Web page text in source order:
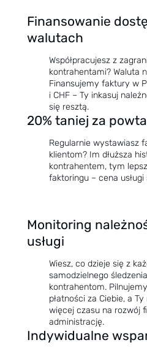
Finansowanie
walutach
Współpracujesz z
kontrahentami? Waluta
Finansujemy faktury w
i CHF – Ty inkasuj
się resztą.
20% taniej za
Regularnie wystawiasz
klientom? Im dłuższa
kontrahentem, tym
faktoringu – cena usługi
Monitoring
usługi
Wiesz, co dzieje się z
samodzielnego
kontrahentom.
płatności za Ciebie, a
więcej czasu na rozwój
administrację.
Indywidualne